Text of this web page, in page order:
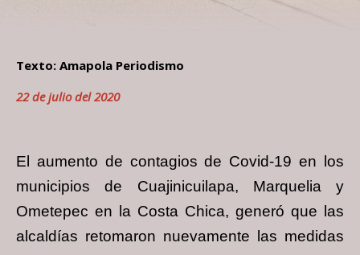
Texto: Amapola Periodismo
22 de julio del 2020
El aumento de contagios de Covid-19 en los
municipios de Cuajinicuilapa, Marquelia y
Ometepec en la Costa Chica, generó que las
alcaldías retomaron nuevamente las medidas